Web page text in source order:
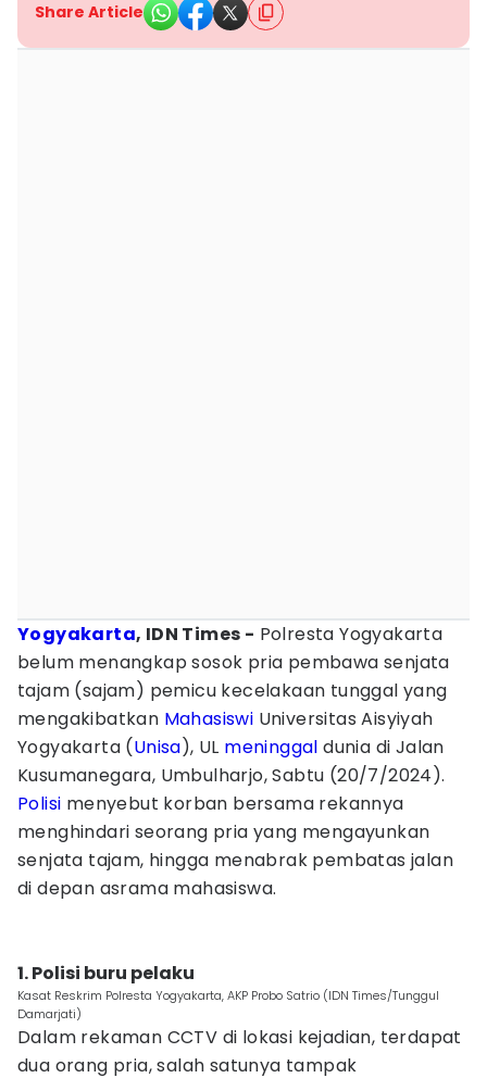
Share Article
Yogyakarta, IDN Times - Polresta Yogyakarta
belum menangkap sosok pria pembawa senjata
tajam (sajam) pemicu kecelakaan tunggal yang
mengakibatkan Mahasiswi Universitas Aisyiyah
Yogyakarta (Unisa), UL meninggal dunia di Jalan
Kusumanegara, Umbulharjo, Sabtu (20/7/2024).
Polisi menyebut korban bersama rekannya
menghindari seorang pria yang mengayunkan
senjata tajam, hingga menabrak pembatas jalan
di depan asrama mahasiswa.
1. Polisi buru pelaku
Kasat Reskrim Polresta Yogyakarta, AKP Probo Satrio (IDN Times/Tunggul
Damarjati)
Dalam rekaman CCTV di lokasi kejadian, terdapat
dua orang pria, salah satunya tampak